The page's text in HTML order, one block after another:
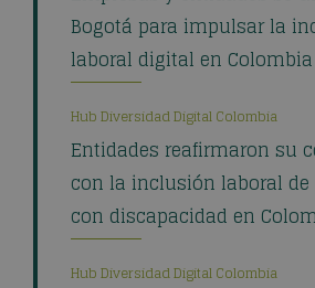
Bogotá para impulsar la
laboral digital en Colombia
Hub Diversidad Digital Colombia
Entidades reafirmaron su
con la inclusión laboral de
con discapacidad en
Hub Diversidad Digital Colombia